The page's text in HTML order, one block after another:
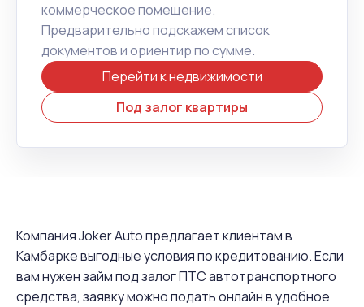
коммерческое помещение.
Предварительно подскажем список
документов и ориентир по сумме.
Перейти к недвижимости
Под залог квартиры
Компания Joker Auto предлагает клиентам в
Камбарке выгодные условия по кредитованию. Если
вам нужен займ под залог ПТС автотранспортного
средства, заявку можно подать онлайн в удобное